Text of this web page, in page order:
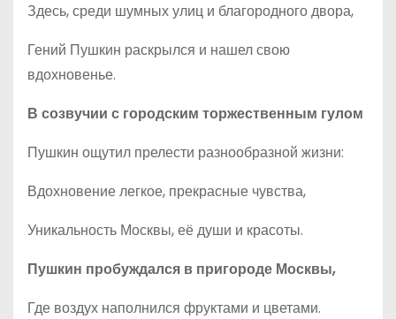
Здесь, среди шумных улиц и благородного двора,
Гений Пушкин раскрылся и нашел свою
вдохновенье.
В созвучии с городским торжественным гулом
Пушкин ощутил прелести разнообразной жизни:
Вдохновение легкое, прекрасные чувства,
Уникальность Москвы, её души и красоты.
Пушкин пробуждался в пригороде Москвы,
Где воздух наполнился фруктами и цветами.